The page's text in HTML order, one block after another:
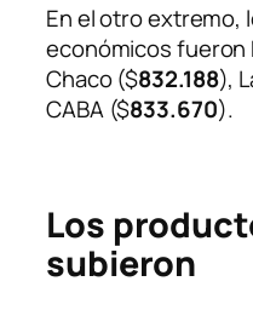
En el otro extremo,
económicos fueron
Chaco ($832.188),
CABA ($833.670).
Los
subieron